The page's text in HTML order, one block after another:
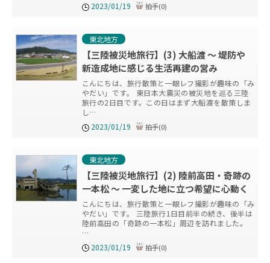
2023/01/19
拍手(0)
東北地方
【三陸被災地旅行】(3) 大船渡 ～ 堤防や
新造成地に感じる生活再建の営み
こんにちは、旅行散策と一眼レフ撮影が趣味の「み
やだい」です。 東日本大震災の被災地を巡る三陸
旅行の2日目です。この日はまず大船渡を散策しま
し…
2023/01/19
拍手(0)
東北地方
【三陸被災地旅行】(2) 陸前高田・奇跡の
一本松 ～ 一変した地に立つ希望に心動く
こんにちは、旅行散策と一眼レフ撮影が趣味の「み
やだい」です。 三陸旅行1日目前半の続き、後半は
陸前高田の「奇跡の一本松」周辺を訪れました。
…
2023/01/19
拍手(0)